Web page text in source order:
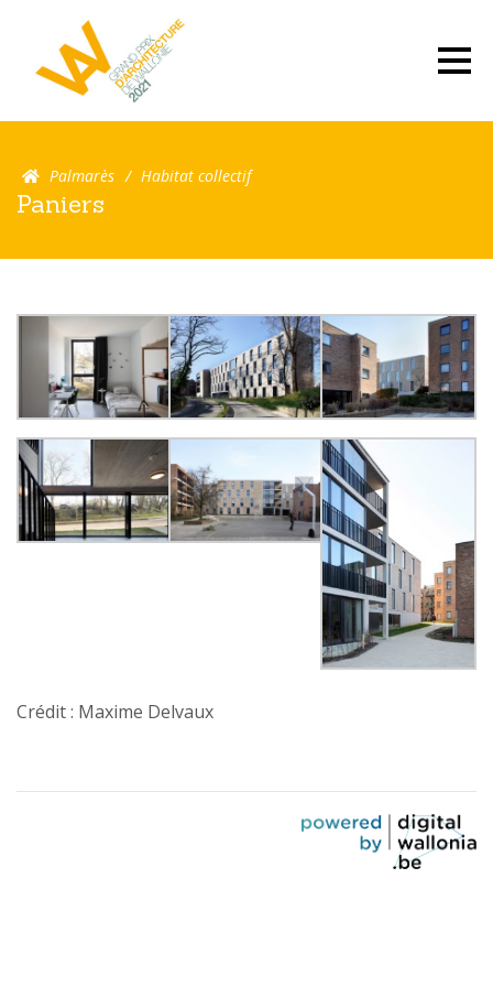
Palmarès Habitat collectif
Paniers
Crédit : Maxime Delvaux